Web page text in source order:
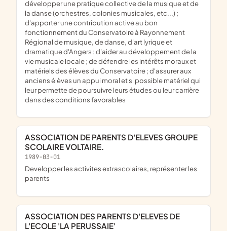
développer une pratique collective de la musique et de
la danse (orchestres, colonies musicales, etc...) ;
d'apporter une contribution active au bon
fonctionnement du Conservatoire à Rayonnement
Régional de musique, de danse, d'art lyrique et
dramatique d'Angers ; d'aider au développement de la
vie musicale locale ; de défendre les intérêts moraux et
matériels des élèves du Conservatoire ; d'assurer aux
anciens élèves un appui moral et si possible matériel qui
leur permette de poursuivre leurs études ou leur carrière
dans des conditions favorables
ASSOCIATION DE PARENTS D'ELEVES GROUPE
SCOLAIRE VOLTAIRE.
1989-03-01
Developper les activites extrascolaires, représenter les
parents
ASSOCIATION DES PARENTS D'ELEVES DE
L'ECOLE 'LA PERUSSAIE'